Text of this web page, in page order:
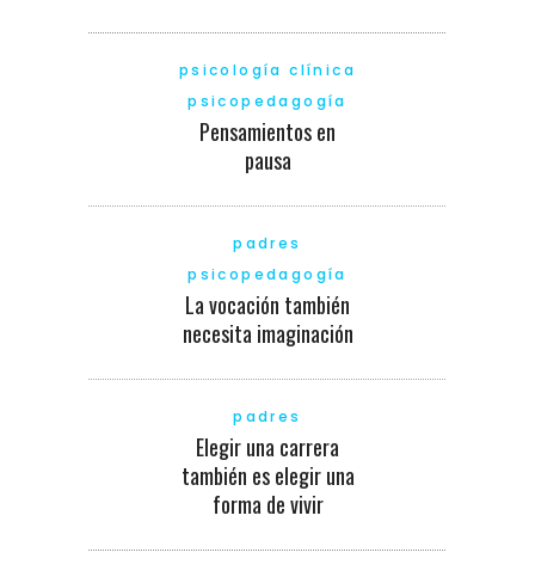
psicología clínica
psicopedagogía
Pensamientos en
pausa
padres
psicopedagogía
La vocación también
necesita imaginación
padres
Elegir una carrera
también es elegir una
forma de vivir